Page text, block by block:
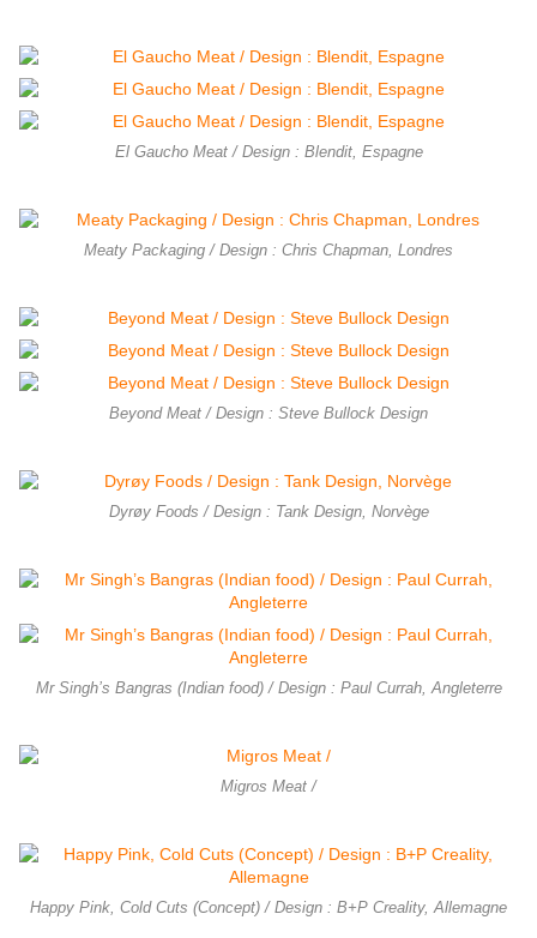
El Gaucho Meat / Design : Blendit, Espagne
Meaty Packaging / Design : Chris Chapman, Londres
Beyond Meat / Design : Steve Bullock Design
Dyrøy Foods / Design : Tank Design, Norvège
Mr Singh’s Bangras (Indian food) / Design : Paul Currah, Angleterre
Migros Meat /
Happy Pink, Cold Cuts (Concept) / Design : B+P Creality, Allemagne